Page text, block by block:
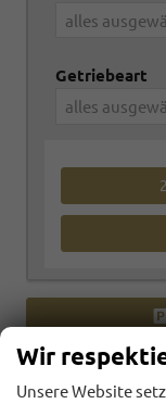
alles
Getriebeart
alles
Wir
Unsere Website